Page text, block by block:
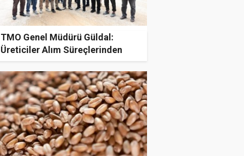
TMO Genel Müdürü Güldal:
Üreticiler Alım Süreçlerinden
Memnun